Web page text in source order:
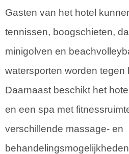
Gasten van het hotel
tennissen, boogschieten,
minigolven en
watersporten worden
Daarnaast beschikt het
en een spa met
verschillende massage- en